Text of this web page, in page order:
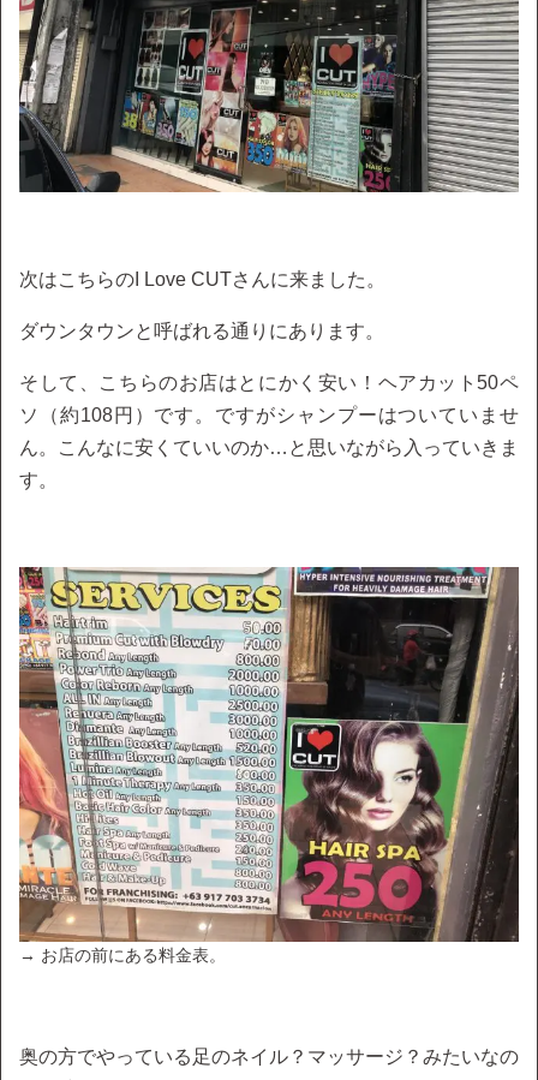
次はこちらのI Love CUTさんに来ました。
ダウンタウンと呼ばれる通りにあります。
そして、こちらのお店はとにかく安い！ヘアカット50ペ
ソ（約108円）です。ですがシャンプーはついていませ
ん。こんなに安くていいのか…と思いながら入っていきま
す。
→ お店の前にある料金表。
奥の方でやっている足のネイル？マッサージ？みたいなの